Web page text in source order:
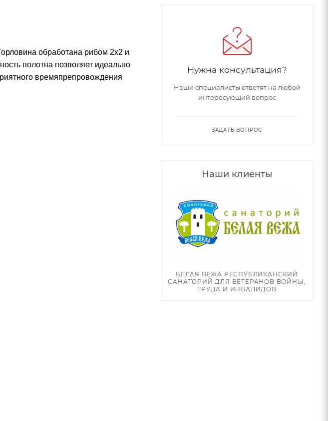
обработана рибом 2х2 и
полотна позволяет идеально
времяпрепровождения
Нужна консультация?
Наши специалисты ответят на любой
интересующий вопрос
ЗАДАТЬ ВОПРОС
Наши клиенты
БЕЛАЯ ВЕЖА РЕСПУБЛИКАНСКИЙ
САНАТОРИЙ ДЛЯ ВЕТЕРАНОВ ВОЙНЫ,
ТРУДА И ИНВАЛИДОВ